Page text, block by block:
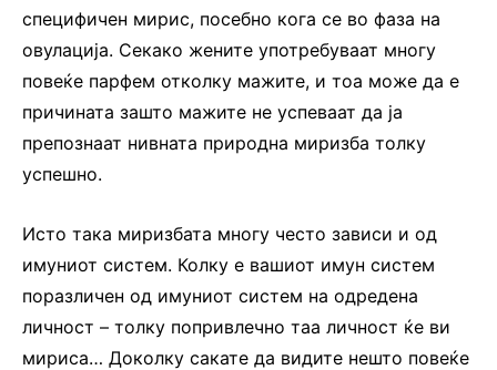
специфичен мирис, посебно кога се во фаза на
овулација. Секако жените употребуваат многу
повеќе парфем отколку мажите, и тоа може да е
причината зашто мажите не успеваат да ја
препознаат нивната природна миризба толку
успешно.
Исто така миризбата многу често зависи и од
имуниот систем. Колку е вашиот имун систем
поразличен од имуниот систем на одредена
личност – толку попривлечно таа личност ќе ви
мириса… Доколку сакате да видите нешто повеќе